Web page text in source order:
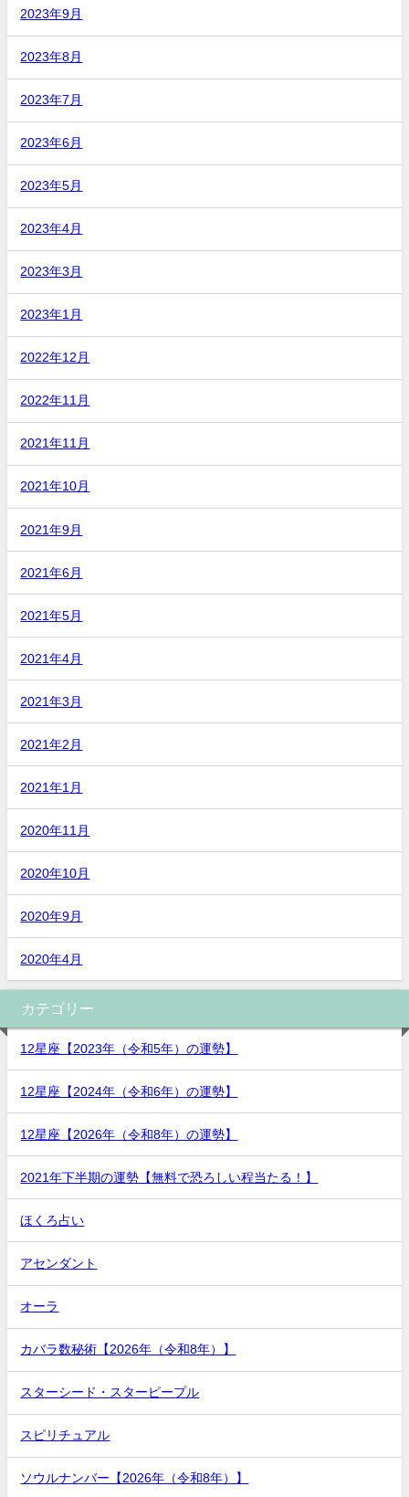
2023年9月
2023年8月
2023年7月
2023年6月
2023年5月
2023年4月
2023年3月
2023年1月
2022年12月
2022年11月
2021年11月
2021年10月
2021年9月
2021年6月
2021年5月
2021年4月
2021年3月
2021年2月
2021年1月
2020年11月
2020年10月
2020年9月
2020年4月
カテゴリー
12星座【2023年（令和5年）の運勢】
12星座【2024年（令和6年）の運勢】
12星座【2026年（令和8年）の運勢】
2021年下半期の運勢【無料で恐ろしい程当たる！】
ほくろ占い
アセンダント
オーラ
カバラ数秘術【2026年（令和8年）】
スターシード・スターピープル
スピリチュアル
ソウルナンバー【2026年（令和8年）】